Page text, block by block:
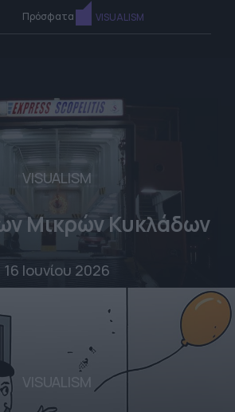
Πρόσφατα VISUALISM
VISUALISM
Μικρών Κυκλάδων
16 Ιουνίου 2026
VISUALISM